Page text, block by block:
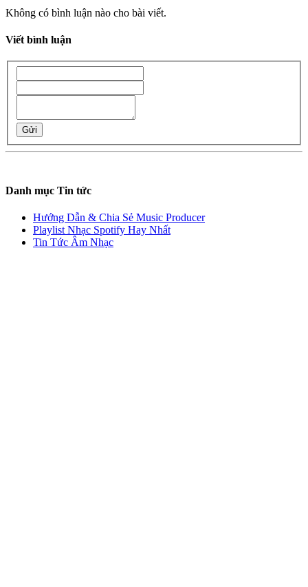
Không có bình luận nào cho bài viết.
Viết bình luận
Gửi
Danh mục Tin tức
Hướng Dẫn & Chia Sẻ Music Producer
Playlist Nhạc Spotify Hay Nhất
Tin Tức Âm Nhạc